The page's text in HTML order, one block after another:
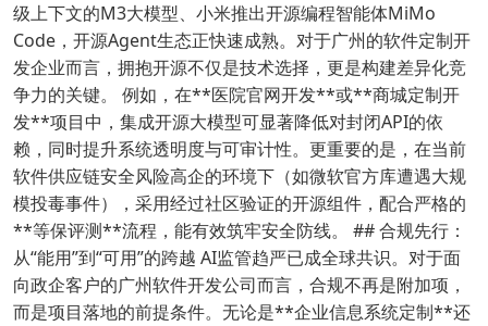
级上下文的M3大模型、小米推出开源编程智能体MiMo
Code，开源Agent生态正快速成熟。对于广州的软件定制开
发企业而言，拥抱开源不仅是技术选择，更是构建差异化竞
争力的关键。 例如，在**医院官网开发**或**商城定制开
发**项目中，集成开源大模型可显著降低对封闭API的依
赖，同时提升系统透明度与可审计性。更重要的是，在当前
软件供应链安全风险高企的环境下（如微软官方库遭遇大规
模投毒事件），采用经过社区验证的开源组件，配合严格的
**等保评测**流程，能有效筑牢安全防线。 ## 合规先行：
从“能用”到“可用”的跨越 AI监管趋严已成全球共识。对于面
向政企客户的广州软件开发公司而言，合规不再是附加项，
而是项目落地的前提条件。无论是**企业信息系统定制**还